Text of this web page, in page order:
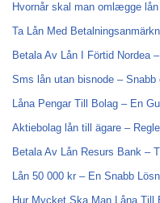
Hvornår skal man omlægge
Ta Lån Med
Betala Av Lån I Förtid Nordea
Sms lån utan bisnode –
Låna Pengar Till Bolag – En
Aktiebolag lån till ägare –
Betala Av Lån Resurs Bank –
Lån 50 000 kr – En Snabb
Hur Mycket Ska Man Låna